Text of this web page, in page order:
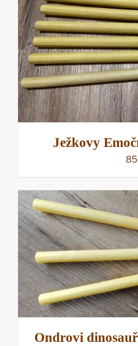
Ježkovy
85
Ondrovi